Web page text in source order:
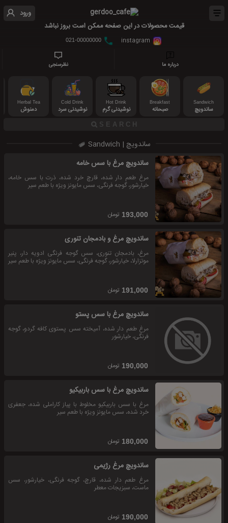
ورود
قیمت محصولات در این صفحه ممکن است بروز نباشد
021-00000000
درباره ما نظرسنجی
Sandwich
ساندویچ
Breakfast
صبحانه
Hot Drink
نوشیدنی گرم
Cold Drink
نوشیدنی سرد
Herbal Tea
دمنوش
ساندویچ | Sandwich
ساندویچ مرغ با سس خامه
مرغ طعم دار شده، قارچ خرد شده، ذرت با سس خامه،
خیارشور، گوجه فرنگی، سس مایونز ویژه با طعم سیر
193,000 تومان
ساندویچ مرغ و بادمجان تنوری
مرغ، بادمجان تنوری، سس گوجه فرنگی ادویه دار، پنیر
موتزارلا، خیارشور، گوجه فرنگی، سس مایونز ویژه با طعم سیر
191,000 تومان
ساندویچ مرغ با سس پستو
مرغ طعم دار شده، آمیخته سس پستوی کافه گردو، گوجه
فرنگی، خیارشور
190,000 تومان
ساندویچ مرغ با سس باربیکیو
مرغ با سس باربیکیو مخلوط با پیاز کاراملی شده، جعفری
خرد شده، سس مایونز ویژه با طعم سیر
180,000 تومان
ساندویچ مرغ رژیمی
مرغ طعم دار شده، قارچ، گوجه فرنگی، خیارشور، سس
ماست، سبزیجات معطر
190,000 تومان